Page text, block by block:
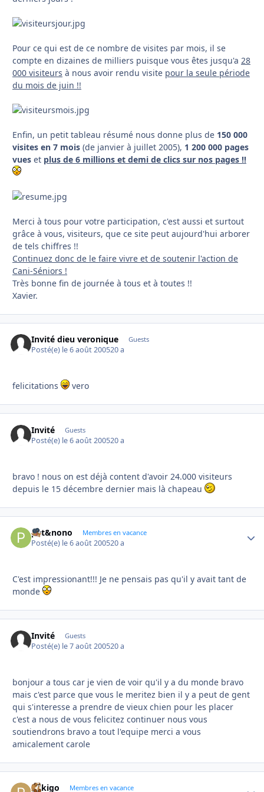
Pour ce qui est de ce nombre de visites par mois, il se
compte en dizaines de milliers puisque vous êtes jusqu'a 28
000 visiteurs à nous avoir rendu visite pour la seule période
du mois de juin !!
Enfin, un petit tableau résumé nous donne plus de 150 000
visites en 7 mois (de janvier à juillet 2005), 1 200 000 pages
vues et plus de 6 millions et demi de clics sur nos pages !!
Merci à tous pour votre participation, c'est aussi et surtout
grâce à vous, visiteurs, que ce site peut aujourd'hui arborer
de tels chiffres !!
Continuez donc de le faire vivre et de soutenir l'action de
Cani-Séniors !
Très bonne fin de journée à tous et à toutes !!
Xavier.
Invité dieu veronique Guests
Posté(e) le 6 août 200520 a
felicitations vero
Invité Guests
Posté(e) le 6 août 200520 a
bravo ! nous on est déjà content d'avoir 24.000 visiteurs
depuis le 15 décembre dernier mais là chapeau
pat&nono Membres en vacance
Posté(e) le 6 août 200520 a
C'est impressionant!!! Je ne pensais pas qu'il y avait tant de
monde
Invité Guests
Posté(e) le 7 août 200520 a
bonjour a tous car je vien de voir qu'il y a du monde bravo
mais c'est parce que vous le meritez bien il y a peut de gent
qui s'interesse a prendre de vieux chien pour les placer
c'est a nous de vous felicitez continuer nous vous
soutiendrons bravo a tout l'equipe merci a vous
amicalement carole
pekigo Membres en vacance